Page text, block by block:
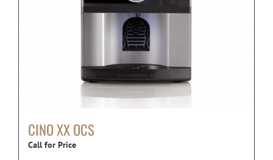
CINO XX OCS
Call for Price